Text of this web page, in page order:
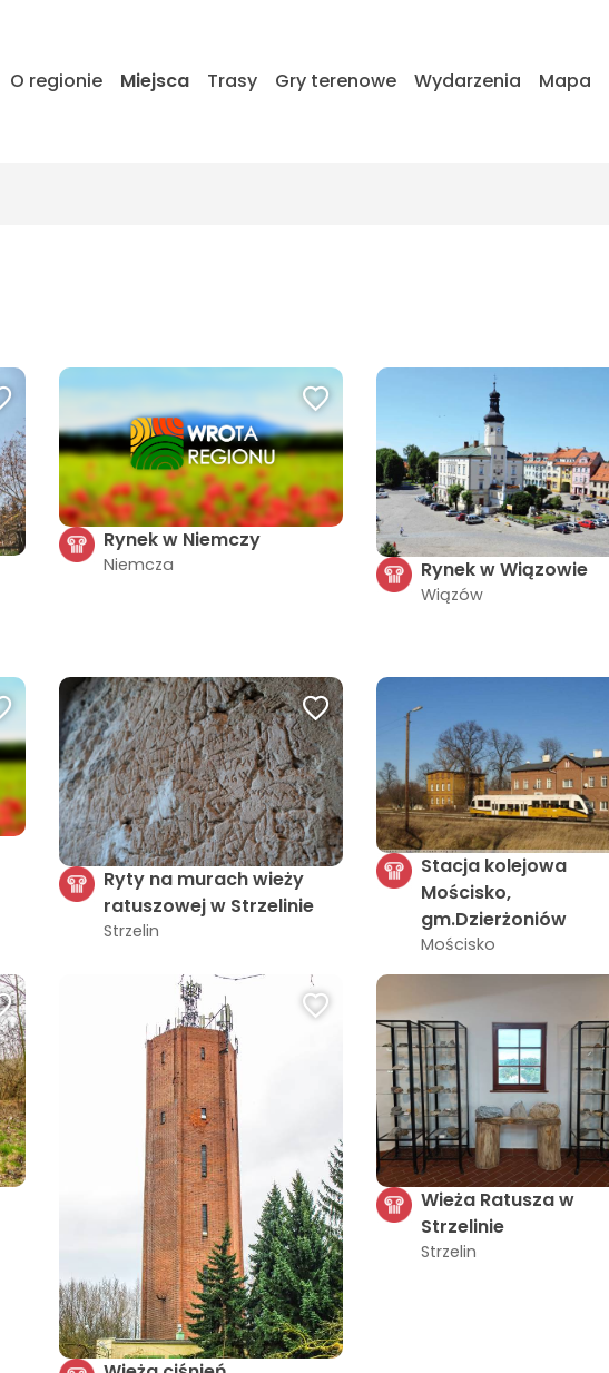
O regionie Miejsca Trasy Gry terenowe Wydarzenia Mapa
Rynek w Niemczy
Niemcza Rynek w Wiązowie
Wiązów
Ryty na murach wieży
ratuszowej w Strzelinie
Strzelin
Stacja kolejowa
Mościsko,
gm.Dzierżoniów
Mościsko
Wieża Ratusza w
Strzelinie
Strzelin